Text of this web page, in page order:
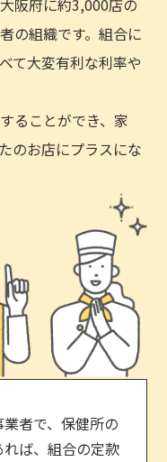
の組織です。組合に
て大変有利な利率や
ることができ、家
のお店にプラスにな
者で、保健所の
ば、組合の定款